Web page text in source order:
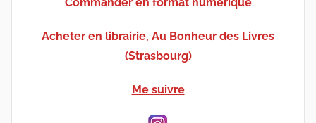
Acheter en librairie, Au Bonheur des Livres
(Strasbourg)
Me suivre